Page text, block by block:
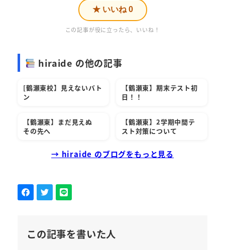
★ いいね 0
この記事が役に立ったら、いいね！
hiraide の他の記事
[鶴瀬東校】見えないバト
ン
【鶴瀬東】期末テスト初
日！！
【鶴瀬東】まだ見えぬ
その先へ
【鶴瀬東】2学期中間テ
スト対策について
→ hiraide のブログをもっと見る
この記事を書いた人